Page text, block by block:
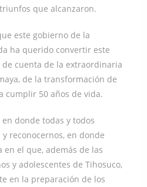
que alcanzaron.
este gobierno de la
ha querido convertir este
cuenta de la extraordinaria
de la transformación de
cumplir 50 años de vida.
donde todas y todos
reconocernos, en donde
en el que, además de las
y adolescentes de Tihosuco,
en la preparación de los